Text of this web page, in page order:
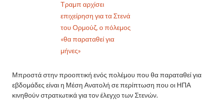
Τραμπ αρχίσει
επιχείρηση για τα Στενά
του Ορμούζ, ο πόλεμος
«θα παραταθεί για
μήνες»
Μπροστά στην προοπτική ενός πολέμου που θα παραταθεί για
εβδομάδες είναι η Μέση Ανατολή σε περίπτωση που οι ΗΠΑ
κινηθούν στρατιωτικά για τον έλεγχο των Στενών.